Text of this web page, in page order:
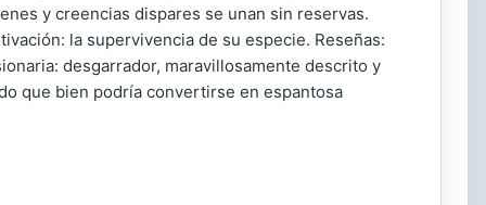
y creencias dispares se unan sin reservas.
la supervivencia de su especie. Reseñas:
desgarrador, maravillosamente descrito y
que bien podría convertirse en espantosa